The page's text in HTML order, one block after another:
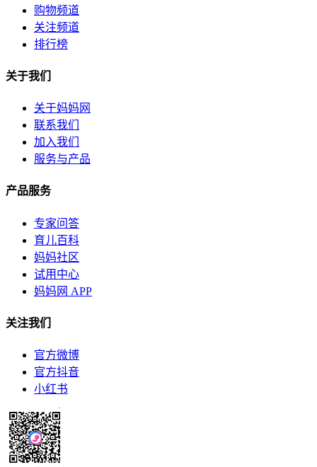
购物频道
关注频道
排行榜
关于我们
关于妈妈网
联系我们
加入我们
服务与产品
产品服务
专家问答
育儿百科
妈妈社区
试用中心
妈妈网 APP
关注我们
官方微博
官方抖音
小红书